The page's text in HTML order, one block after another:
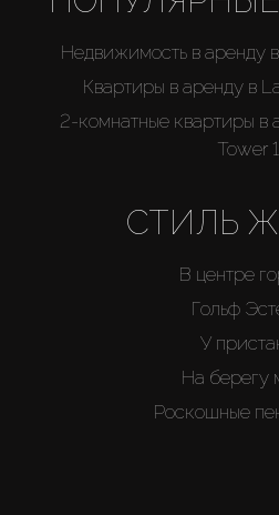
Недвижимость в аренду
Квартиры в аренду в
2-комнатные квартиры в
Tower 1
СТИЛЬ
В центре
Гольф
У
На берегу
Роскошные